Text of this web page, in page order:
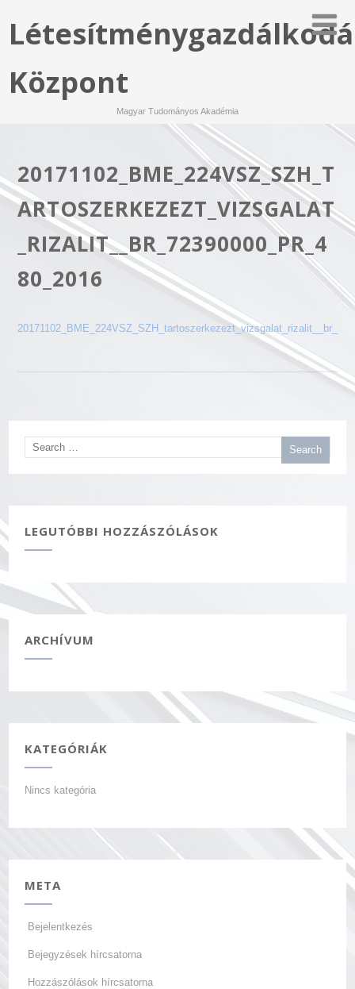
Központ
Magyar Tudományos Akadémia
20171102_BME_224VSZ_SZH_T
ARTOSZERKEZEZT_VIZSGALAT
_RIZALIT__BR_72390000_PR_4
80_2016
LEGUTÓBBI HOZZÁSZÓLÁSOK
ARCHÍVUM
KATEGÓRIÁK
Nincs kategória
META
Bejelentkezés
Bejegyzések hírcsatorna
Hozzászólások hírcsatorna